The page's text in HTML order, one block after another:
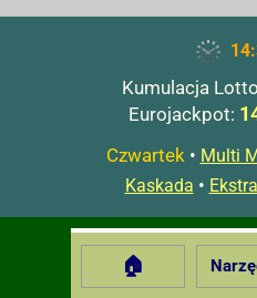
Kumulacja
Eurojackpot:
Czwartek• Multi
Kaskada •
🏠